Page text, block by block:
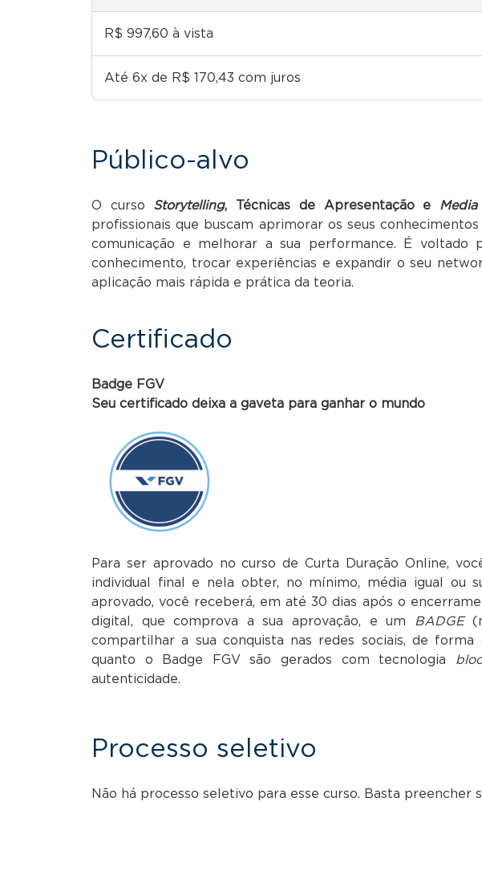
R$ 997,60 à vista
Até 6x de R$ 170,43 com juros
Público-alvo
O curso Storytelling, Técnicas de Apresentação e
profissionais que buscam aprimorar os seus
comunicação e melhorar a sua performance. É voltado
conhecimento, trocar experiências e expandir o seu
aplicação mais rápida e prática da teoria.
Certificado
Badge FGV
Seu certificado deixa a gaveta para ganhar o mundo
Para ser aprovado no curso de Curta Duração Online,
individual final e nela obter, no mínimo, média igual ou
aprovado, você receberá, em até 30 dias após o
digital, que comprova a sua aprovação, e um
BADGE
compartilhar a sua conquista nas redes sociais, de
quanto o Badge FGV são gerados com tecnologia
autenticidade.
Processo seletivo
Não há processo seletivo para esse curso. Basta preencher